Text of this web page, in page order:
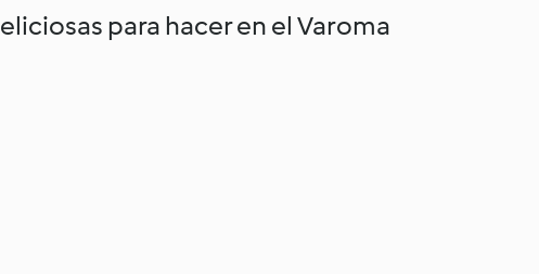
para hacer en el Varoma